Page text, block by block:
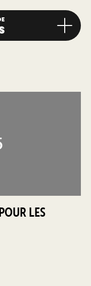
LES